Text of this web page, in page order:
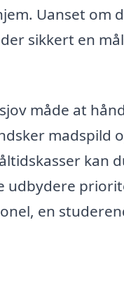
Uanset om
sikkert en
måde at
madspild
kan
udbydere
en